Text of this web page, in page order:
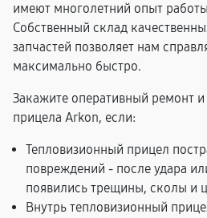
имеют многолетний опыт
Собственный склад
запчастей позволяет нам
максимально быстро.
Закажите оперативный ремонт и
прицела Arkon, если:
Тепловизионный прицел
повреждений - после удара
появились трещины, сколы и
Внутрь тепловизионный